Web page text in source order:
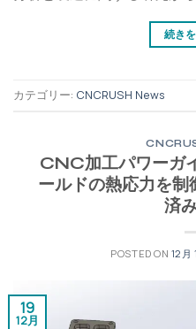
続き
カテゴリー: CNCRUSH News
CNC加工パワーガ
ールドの熱応力を
済
POSTED ON 12月
19
12月